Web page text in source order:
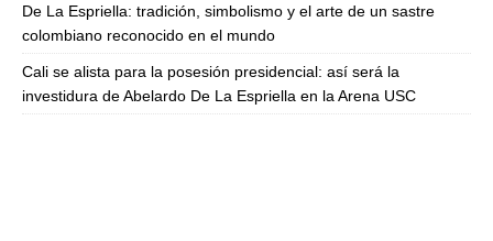
De La Espriella: tradición, simbolismo y el arte de un sastre
colombiano reconocido en el mundo
Cali se alista para la posesión presidencial: así será la
investidura de Abelardo De La Espriella en la Arena USC